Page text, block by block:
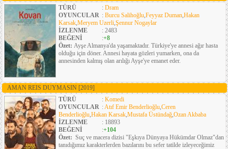
TÜRÜ
: Dram
OYUNCULAR : Burcu Salihoğlu,Feyyaz Duman,Hakan
Karsak,Meryem Uzerli,Şennur Nogaylar
İZLENME
: 2483
BEĞENİ
:+8
Özet: Ayşe Almanya'da yaşamaktadır. Türkiye'ye annesi ağır hasta
olduğu için döner. Annesi hayata gözleri yumarken, ona da
annesinden kalmış olan arılığı Ayşe'ye emanet eder.
AMAN REIS DUYMASIN [2019]
TÜRÜ
: Komedi
OYUNCULAR :Atıf Emir Benderlioğlu,Ceren
Benderlioğlu,Hakan Karsak,Mustafa Üstündağ,Ozan Akbaba
İZLENME
: 18893
BEĞENİ
:+104
Özet: Suç ve macera dizisi "Eşkıya Dünyaya Hükümdar Olmaz"dan
tanıdığımız karakterlerden bazılarını bu sefer tatilde izleyeceğimiz